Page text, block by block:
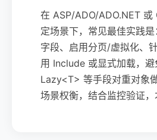
在 ASP/ADO/ADO.NET 或
定场景下，常见最佳实践
字段、启用分页/虚拟化、
用 Include 或显式加载，
Lazy<T> 等手段对重对象
场景权衡，结合监控验证，